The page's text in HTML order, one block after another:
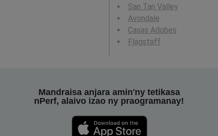
San Tan Valley
Avondale
Casas Adobes
Flagstaff
Mandraisa anjara amin'ny tetikasa
nPerf, alaivo izao ny praogramanay!